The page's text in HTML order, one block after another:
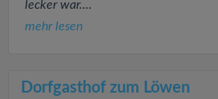
lecker war....
mehr lesen
Dorfgasthof zum Löwen